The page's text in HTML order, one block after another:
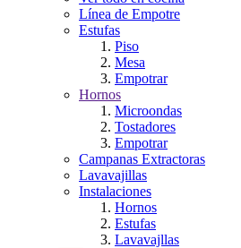
Línea de Empotre
Estufas
Piso
Mesa
Empotrar
Hornos
Microondas
Tostadores
Empotrar
Campanas Extractoras
Lavavajillas
Instalaciones
Hornos
Estufas
Lavavajllas